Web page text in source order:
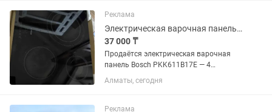
Реклама
Электрическая варочная панель Bosch PKK611B17E
37 000 ₸
Продаётся электрическая варочная
панель Bosch PKK611B17E — 4
конфорки — Стеклокерамическая
поверхность — Все нагревательные
Германия — Мощность 5700W
Алматы, сегодня
Реклама